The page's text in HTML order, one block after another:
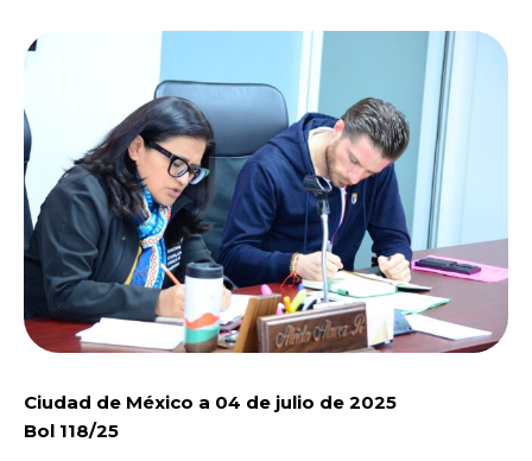
Ciudad de México a 04 de julio de 2025
Bol 118/25